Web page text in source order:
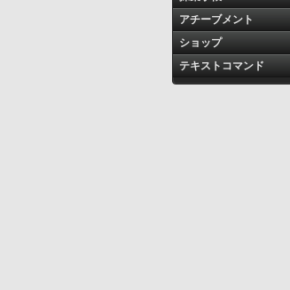
アチーブメント
ショップ
テキストコマンド